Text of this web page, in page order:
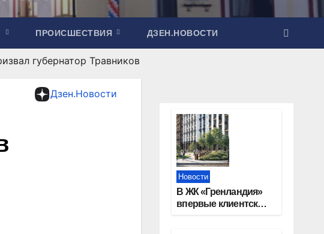
ПРОИСШЕСТВИЯ ДЗЕН.НОВОСТИ
губернатор Травников
Дзен.Новости
Новости
В ЖК «Гренландия»
впервые клиентские